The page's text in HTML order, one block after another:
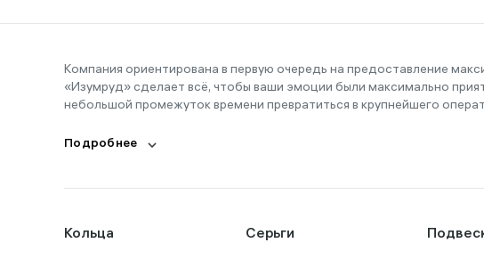
Компания ориентирована в первую очередь на предоставление
«Изумруд» сделает всё, чтобы ваши эмоции были максимально
небольшой промежуток времени превратиться в крупнейшего
Подробнее
Кольца Серьги